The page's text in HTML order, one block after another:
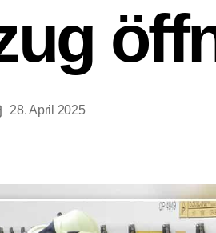
28. April 2025